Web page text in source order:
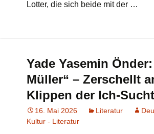
Lotter, die sich beide mit der …
Yade Yasemin
Müller“ – Zerschellt
Klippen der Ich-Sucht
16. Mai 2026 Literatur
Kultur - Literatur